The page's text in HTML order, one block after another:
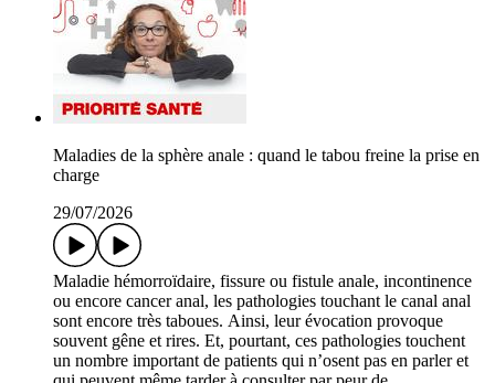
Maladies de la sphère anale : quand le tabou freine la prise en
charge
29/07/2026
Maladie hémorroïdaire, fissure ou fistule anale, incontinence
ou encore cancer anal, les pathologies touchant le canal anal
sont encore très taboues. Ainsi, leur évocation provoque
souvent gêne et rires. Et, pourtant, ces pathologies touchent
un nombre important de patients qui n’osent pas en parler et